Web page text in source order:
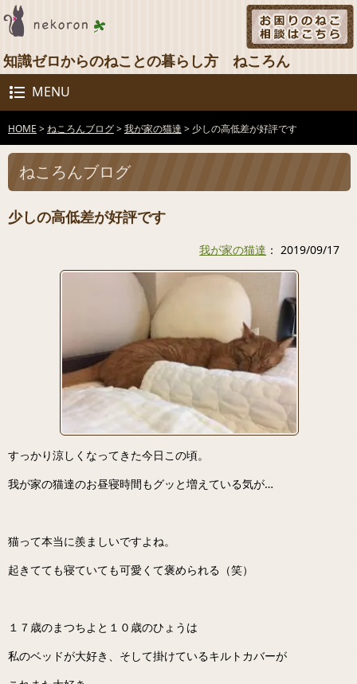
知識ゼロからのねことの暮らし方 ねころん
MENU
HOME >ねころんブログ>我が家の猫達 > 少しの高低差が好評です
ねころんブログ
少しの高低差が好評です
我が家の猫達 ： 2019/09/17
すっかり涼しくなってきた今日この頃。
我が家の猫達のお昼寝時間もグッと増えている気が…
猫って本当に羨ましいですよね。
起きてても寝ていても可愛くて褒められる（笑）
１７歳のまつちよと１０歳のひょうは
私のベッドが大好き、そして掛けているキルトカバーが